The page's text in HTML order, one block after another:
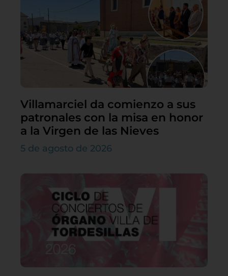
Villamarciel da comienzo a sus
patronales con la misa en honor
a la Virgen de las Nieves
5 de agosto de 2026